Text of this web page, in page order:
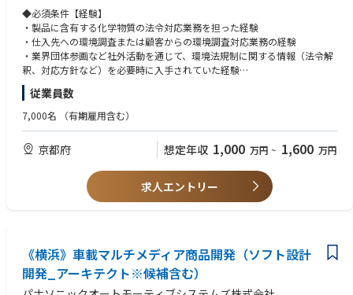
＜やりがい＞
・100年に一度の大変革と言われる時代の中、従来の枠組みに捉われるこ
となく、多様なバックグラウンドを持つメンバー同士が意見を出し合い進
めています。
・またeVTOLという新たな空のモビリティは、今のモビリティ社会を大き
く変える可能性を秘めており、その実現は全てにおいて大きな挑戦となり
ます。
・国内外の関係者と企画段階からお客様目線を徹底した開発を推進するこ
とにより、新たな空のモビリティ社会の実現に貢献できます。
・法規制や規格の厳しい航空機開発に携わることで、個々の専門領域を深
めるだけでなく、多角的な視点でモノゴトを進める目利き力や企画立案力
の更なる向上も望めます。
航空機開発は相当高いチャレンジですが、Joby社との協業を通じて技術・
ノウハウを身に付け、我々の持つ自動車で培った技術・知見を融合し、実
現を目指していきます。
定）
④製品への含有有無の調査実施状況の管理
⑤非含有部材への切り替え状況の管理
⑥顧客からの環境調査依頼への対応
を進め／プロジェクトマネジメントいただき、法令適用日までに完了させ
行い完遂する役割を担っていただきます。
また①～③においては社外からの情報取得により妥当な法解釈～妥当な対
応方針決定のイニシアティブもとっていただくことを期待しています。
専門性の高いスペシャリストも在籍していますので、議論・相談もしつつ
進めていただけます
◆具体的な仕事内容に対しての期待する成果
新法令に対する対応を確実に実践していき、DMS製品のライフサイクル全
◆この仕事の魅力
社会的に関心が高まり続けている環境負荷低減に対して、自らがプロジェ
◆必須条件【経験】
・製品に含有する化学物質の法令対応業務を担った経験
・仕入先への環境調査または顧客からの環境調査対応業務の経験
・業界団体参画など社外活動を通じて、環境法規制に関する情報（法令解
釈、対応方針など）を必要時に入手されていた経験
・課や部などのマネジメント経験
◆必須条件【スキル】
製品環境管理とは、RoHS指令/REACH規則/POPs条約等の製品環境に関
する法規制（変化）を把握し、
社内展開を通じて遵法製品を実現し、顧客へ環境保証製品の提供を行う
一連の業務をいう。
・法令解釈および対応方針決定にかかるスキル
・社外委員会活動での委員経験者（JEITA、NECA、JEMIMA、カテ8,9連絡
会、日機輸、その他）
・環境法規制にかかるロビー活動の経験者
従業員数
7,000名 （有期雇用含む）
京都府 想定年収 1,000 万円 ~ 1,600 万円
求人エントリー
《横浜》車載マルチメディア商品開発（ソフト設計
開発_アーキテクト※候補含む）